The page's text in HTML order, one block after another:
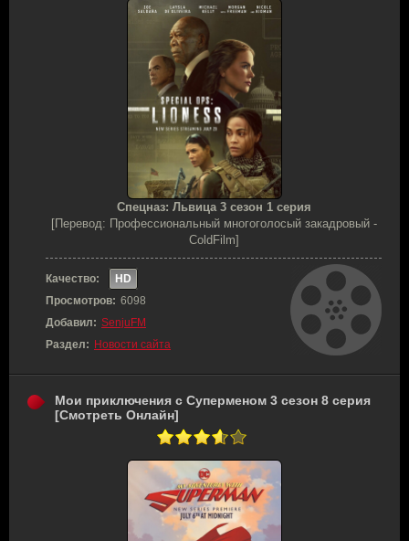
Спецназ: Львица 3 сезон 1 серия
[Перевод: Профессиональный многоголосый закадровый -
ColdFilm]
Качество:
HD
Просмотров: 6098
Добавил: SenjuFM
Раздел: Новости сайта
Мои приключения с Суперменом 3 сезон 8 серия
[Смотреть Онлайн]